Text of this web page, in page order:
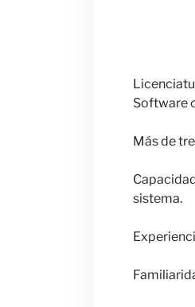
Software
Más de
sistema.